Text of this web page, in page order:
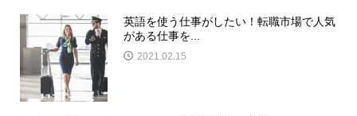
英語を使う仕事がしたい！転職市場で人気
がある仕事を...
2021.02.15